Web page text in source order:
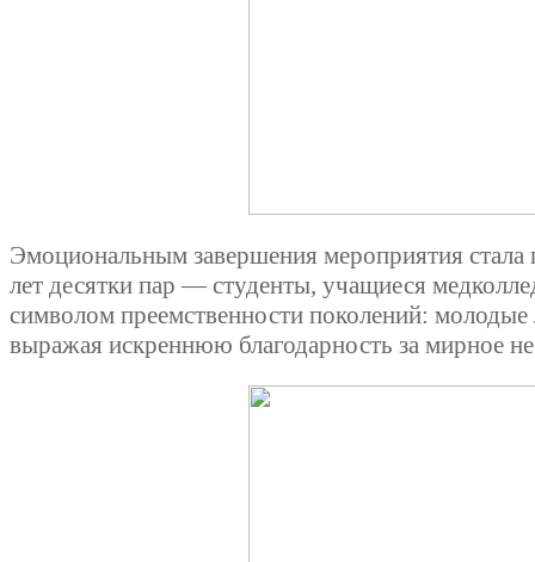
Эмоциональным завершения мероприятия
лет десятки пар — студенты, учащиеся
символом преемственности поколений:
выражая искреннюю благодарность за мирное